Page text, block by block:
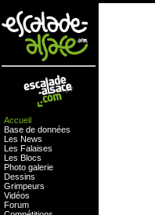
Accueil
Base de données
Les News
Les Falaises
Les Blocs
Photo galerie
Dessins
Grimpeurs
Vidéos
Forum